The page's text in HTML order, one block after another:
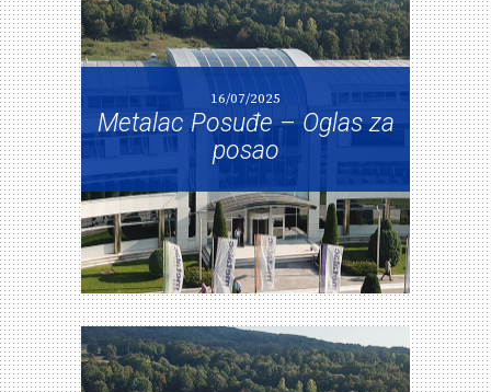
16/07/2025
Metalac Posuđe – Oglas za
posao